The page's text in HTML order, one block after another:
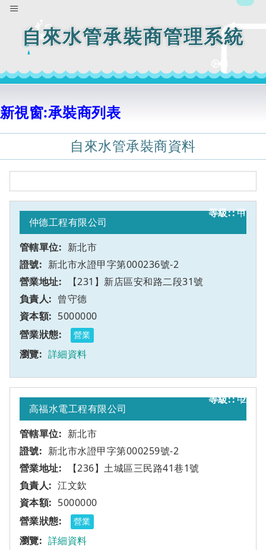
自來水管承裝商管理系統
新視窗:承裝商列表
自來水管承裝商資料
1
仲德工程有限公司
新北市
新北市水證甲字第000236號-2
【231】新店區安和路二段31號
甲
曾守德
5000000
營業
詳細資料
2
高福水電工程有限公司
新北市
新北市水證甲字第000259號-2
【236】土城區三民路41巷1號
甲
江文欽
5000000
營業
詳細資料